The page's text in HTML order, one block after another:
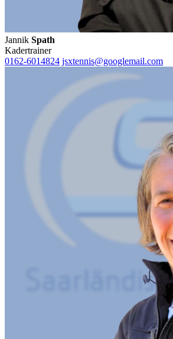
Jannik Spath
Kadertrainer
0162-6014824 jsxtennis@googlemail.com